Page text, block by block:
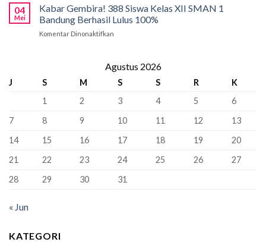
Sekolah
Penyangga
Bandung:
Pancasila
Dunia!
2026:
Tahap
Krusial
Kursi
Baru
04
Mei
Kabar Gembira! 388 Siswa Kelas XII SMAN 1
Bandung Berhasil Lulus 100%
Komentar Dinonaktifkan
388
Siswa
Kelas
SMAN
Bandung
Lulus
100%
Agustus 2026
J S M S S R
K
1
2 3 4 5
6
7
8 9 10 11 12
13
14
15 16 17 18 19
20
21
22 23 24 25 26
27
28
29 30 31
« Jun
KATEGORI